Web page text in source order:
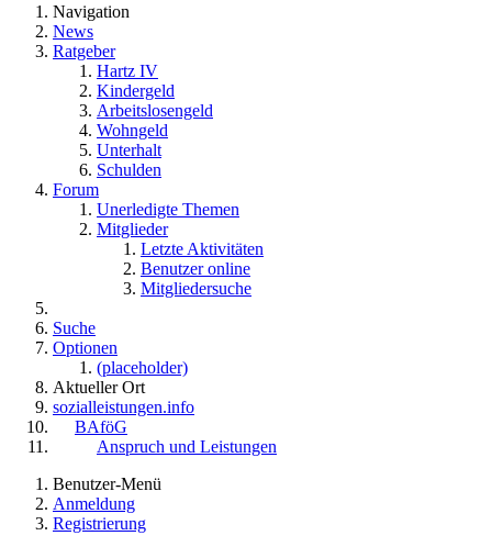
Navigation
News
Ratgeber
Hartz IV
Kindergeld
Arbeitslosengeld
Wohngeld
Unterhalt
Schulden
Forum
Unerledigte Themen
Mitglieder
Letzte Aktivitäten
Benutzer online
Mitgliedersuche
Suche
Optionen
(placeholder)
Aktueller Ort
sozialleistungen.info
BAföG
Anspruch und Leistungen
Benutzer-Menü
Anmeldung
Registrierung